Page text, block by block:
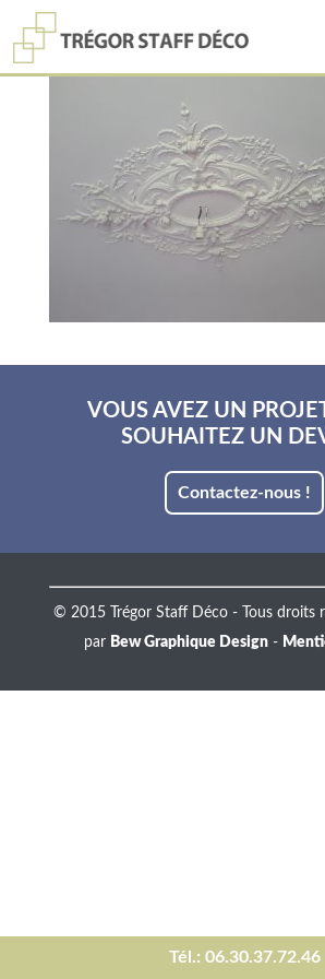
Tél.: 06.30.37.72.46
VOUS AVEZ UN
SOUHAITEZ UN
Contactez-nous !
© 2015 Trégor Staff Déco - Tous droits
par Bew Graphique Design -